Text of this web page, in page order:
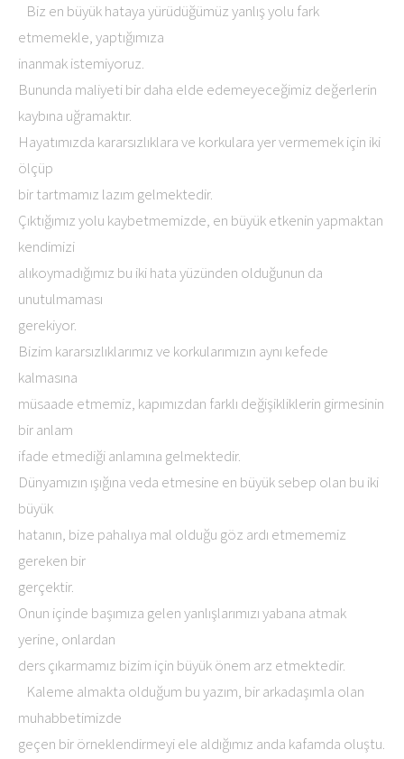
Biz en büyük hataya yürüdüğümüz yanlış yolu fark
etmemekle, yaptığımıza
inanmak istemiyoruz.
Bununda maliyeti bir daha elde edemeyeceğimiz değerlerin
kaybına uğramaktır.
Hayatımızda kararsızlıklara ve korkulara yer vermemek için iki
ölçüp
bir tartmamız lazım gelmektedir.
Çıktığımız yolu kaybetmemizde, en büyük etkenin yapmaktan
kendimizi
alıkoymadığımız bu iki hata yüzünden olduğunun da
unutulmaması
gerekiyor.
Bizim kararsızlıklarımız ve korkularımızın aynı kefede
kalmasına
müsaade etmemiz, kapımızdan farklı değişikliklerin girmesinin
bir anlam
ifade etmediği anlamına gelmektedir.
Dünyamızın ışığına veda etmesine en büyük sebep olan bu iki
büyük
hatanın, bize pahalıya mal olduğu göz ardı etmememiz
gereken bir
gerçektir.
Onun içinde başımıza gelen yanlışlarımızı yabana atmak
yerine, onlardan
ders çıkarmamız bizim için büyük önem arz etmektedir.
Kaleme almakta olduğum bu yazım, bir arkadaşımla olan
muhabbetimizde
geçen bir örneklendirmeyi ele aldığımız anda kafamda oluştu.